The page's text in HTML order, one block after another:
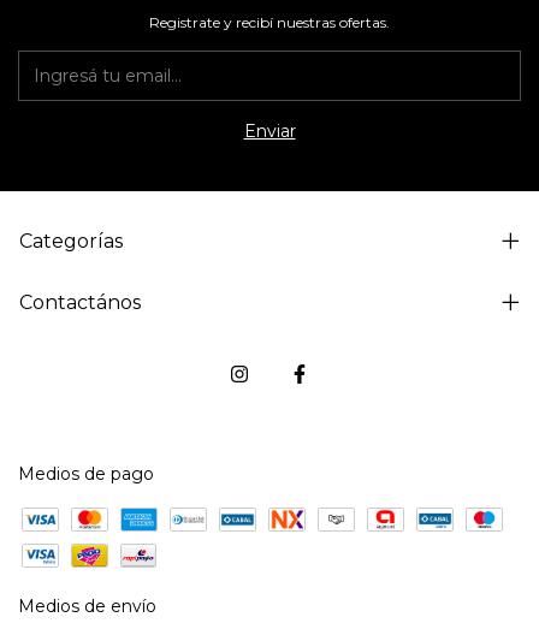
Registrate y recibí nuestras ofertas.
Categorías
Contactános
Medios de pago
Medios de envío